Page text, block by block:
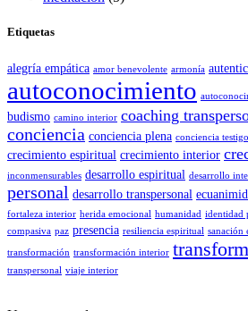
Etiquetas
alegría empática amor benevolente armonía
autoconocimiento
budismo camino interior coaching
conciencia conciencia plena conciencia testigo
crecimiento espiritual crecimiento interior
inconmensurables desarrollo espiritual desarrollo
personal desarrollo transpersonal
fortaleza interior herida emocional humanidad identidad
compasiva paz presencia resiliencia espiritual sanación
transformación transformación interior
transpersonal viaje interior